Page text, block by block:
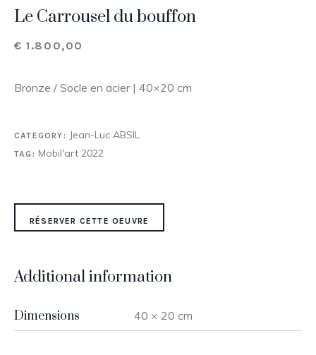
Le Carrousel du bouffon
€ 1.800,00
Bronze / Socle en acier | 40×20 cm
CATEGORY: Jean-Luc ABSIL
TAG: Mobil'art 2022
RÉSERVER CETTE OEUVRE
Additional information
Dimensions 40 × 20 cm